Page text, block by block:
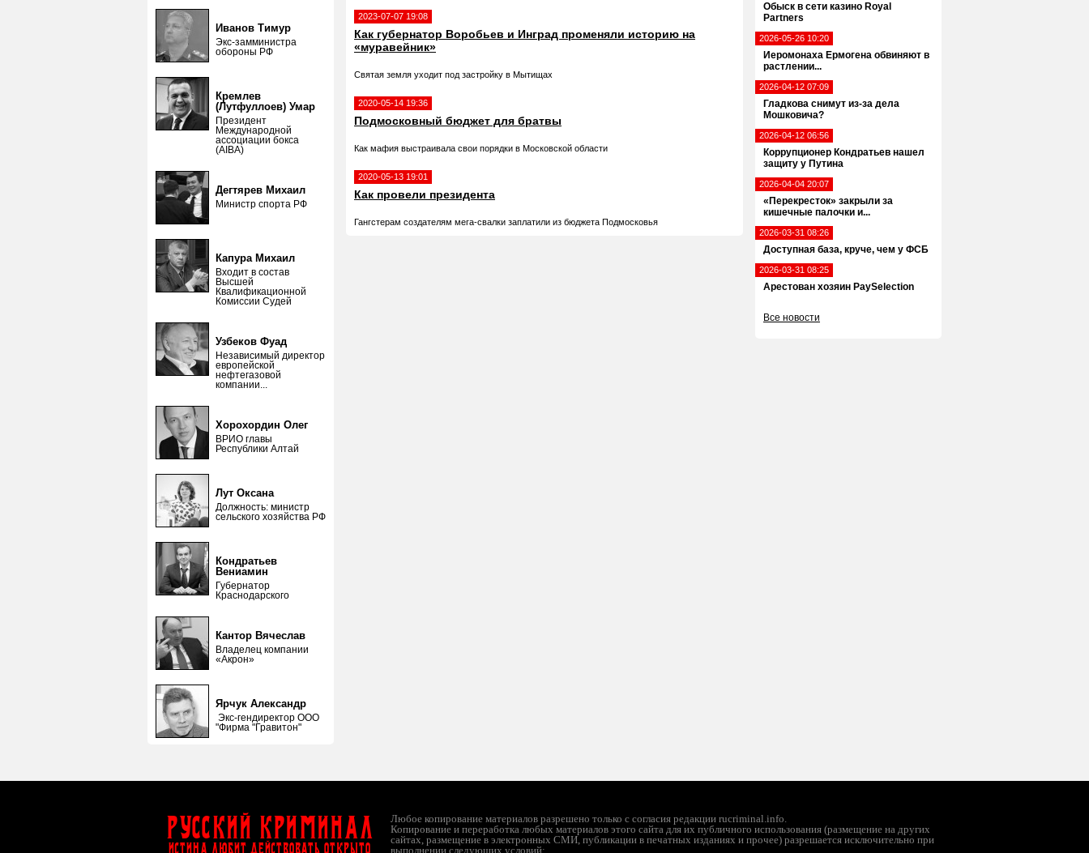
Обыск в сети казино Royal
Partners
2026-05-26 10:20
Иеромонаха Ермогена обвиняют в
растлении...
2026-04-12 07:09
Гладкова снимут из-за дела
Мошковича?
2026-04-12 06:56
Коррупционер Кондратьев нашел
защиту у Путина
2026-04-04 20:07
«Перекресток» закрыли за
кишечные палочки и...
2026-03-31 08:26
Доступная база, круче, чем у ФСБ
2026-03-31 08:25
Арестован хозяин PaySelection
Все новости
Иванов Тимур
Экс-замминистра
обороны РФ
Кремлев
(Лутфуллоев) Умар
Президент
Международной
ассоциации бокса
(AIBA)
Дегтярев Михаил
Министр спорта РФ
Капура Михаил
Входит в состав
Высшей
Квалификационной
Комиссии Судей
Узбеков Фуад
Независимый директор
европейской
нефтегазовой
компании...
Хорохордин Олег
ВРИО главы
Республики Алтай
Лут Оксана
Должность: министр
сельского хозяйства РФ
Кондратьев
Вениамин
Губернатор
Краснодарского
Кантор Вячеслав
Владелец компании
«Акрон»
Ярчук Александр
Экс-гендиректор ООО
"Фирма "Гравитон"
2023-07-07 19:08
Как губернатор Воробьев и Инград променяли историю на
«муравейник»
Святая земля уходит под застройку в Мытищах
2020-05-14 19:36
Подмосковный бюджет для братвы
Как мафия выстраивала свои порядки в Московской области
2020-05-13 19:01
Как провели президента
Гангстерам создателям мега-свалки заплатили из бюджета Подмосковья
Русский Криминал
ИСТИНА ЛЮБИТ ДЕЙСТВОВАТЬ ОТКРЫТО
Любое копирование материалов разрешено только с согласия редакции rucriminal.info.
Копирование и переработка любых материалов этого сайта для их публичного использования (размещение на других
сайтах, размещение в электронных СМИ, публикации в печатных изданиях и прочее) разрешается исключительно при
выполнении следующих условий: